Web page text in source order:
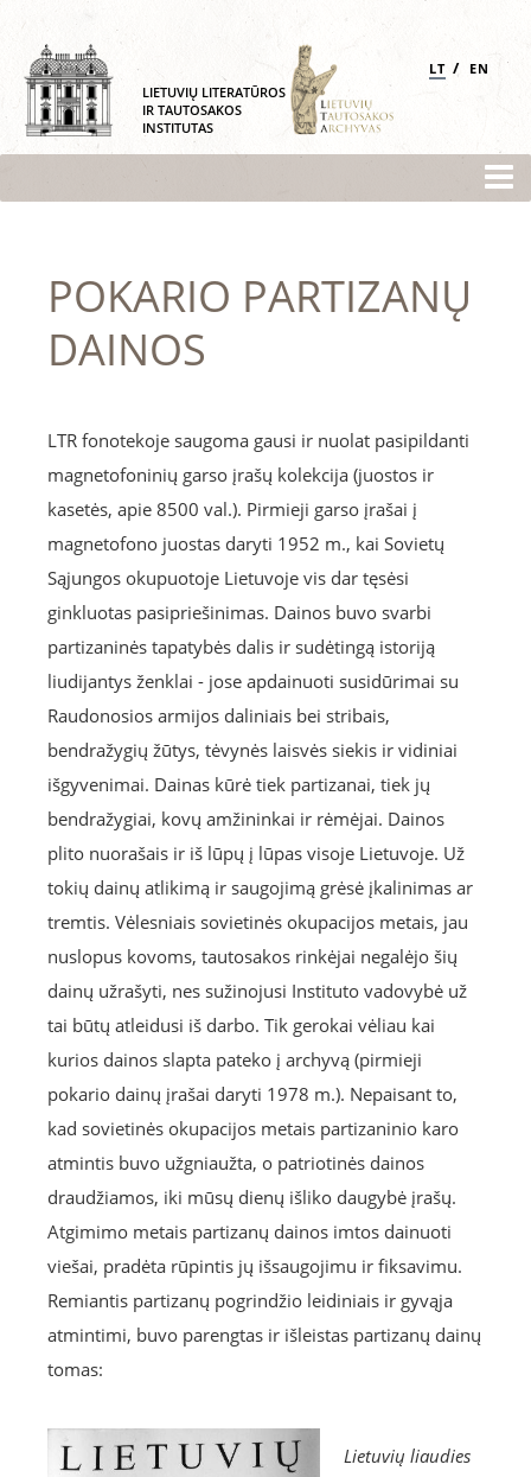
LIETUVIŲ LITERATŪROS
IR TAUTOSAKOS
INSTITUTAS
LT / EN
POKARIO PARTIZANŲ
DAINOS
LTR fonotekoje saugoma gausi ir nuolat pasipildanti
magnetofoninių garso įrašų kolekcija (juostos ir
kasetės, apie 8500 val.). Pirmieji garso įrašai į
magnetofono juostas daryti 1952 m., kai Sovietų
Sąjungos okupuotoje Lietuvoje vis dar tęsėsi
ginkluotas pasipriešinimas. Dainos buvo svarbi
partizaninės tapatybės dalis ir sudėtingą istoriją
liudijantys ženklai - jose apdainuoti susidūrimai su
Raudonosios armijos daliniais bei stribais,
bendražygių žūtys, tėvynės laisvės siekis ir vidiniai
išgyvenimai. Dainas kūrė tiek partizanai, tiek jų
bendražygiai, kovų amžininkai ir rėmėjai. Dainos
plito nuorašais ir iš lūpų į lūpas visoje Lietuvoje. Už
tokių dainų atlikimą ir saugojimą grėsė įkalinimas ar
tremtis. Vėlesniais sovietinės okupacijos metais, jau
nuslopus kovoms, tautosakos rinkėjai negalėjo šių
dainų užrašyti, nes sužinojusi Instituto vadovybė už
tai būtų atleidusi iš darbo. Tik gerokai vėliau kai
kurios dainos slapta pateko į archyvą (pirmieji
pokario dainų įrašai daryti 1978 m.). Nepaisant to,
kad sovietinės okupacijos metais partizaninio karo
atmintis buvo užgniaužta, o patriotinės dainos
draudžiamos, iki mūsų dienų išliko daugybė įrašų.
Atgimimo metais partizanų dainos imtos dainuoti
viešai, pradėta rūpintis jų išsaugojimu ir fiksavimu.
Remiantis partizanų pogrindžio leidiniais ir gyvąja
atmintimi, buvo parengtas ir išleistas partizanų dainų
tomas:
Lietuvių liaudies